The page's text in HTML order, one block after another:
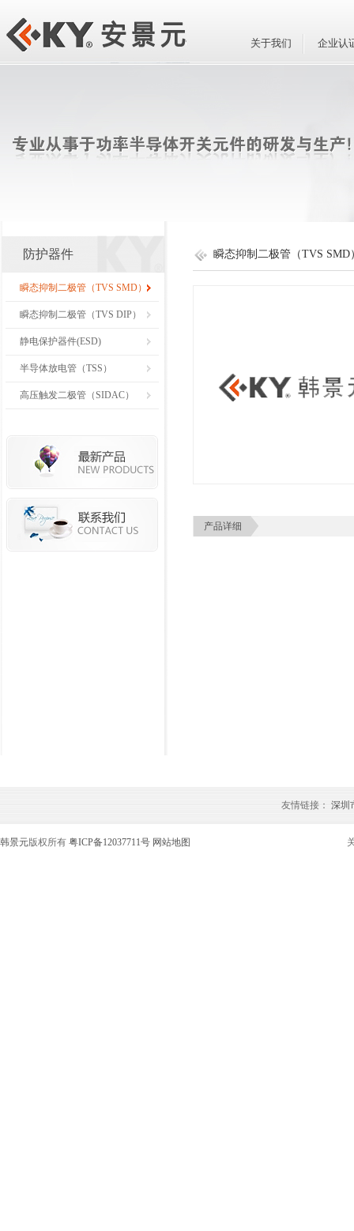
关于我们 企业认
防护器件
瞬态抑制二极管（TVS SMD）
瞬态抑制二极管（TVS DIP）
静电保护器件(ESD)
半导体放电管（TSS）
高压触发二极管（SIDAC）
瞬态抑制二极管（TVS SMD
产品详细
友情链接： 深圳
韩景元版权所有 粤ICP备12037711号 网站地图